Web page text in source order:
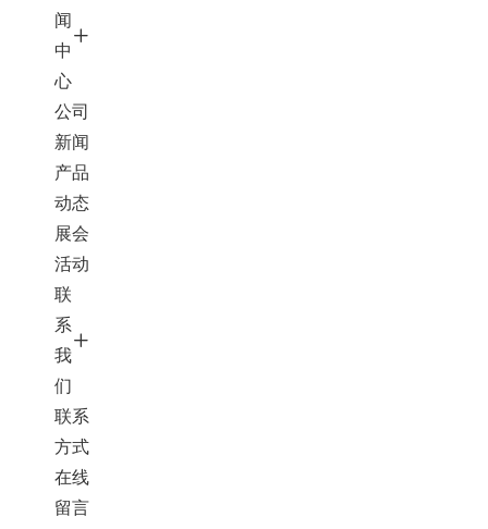
闻
中
心
公司
新闻
产品
动态
展会
活动
联
系
我
们
联系
方式
在线
留言